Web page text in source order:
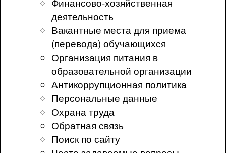
деятельность
Вакантные места для приема
(перевода) обучающихся
Организация питания в
образовательной организации
Антикоррупционная политика
Персональные данные
Охрана труда
Обратная связь
Поиск по сайту